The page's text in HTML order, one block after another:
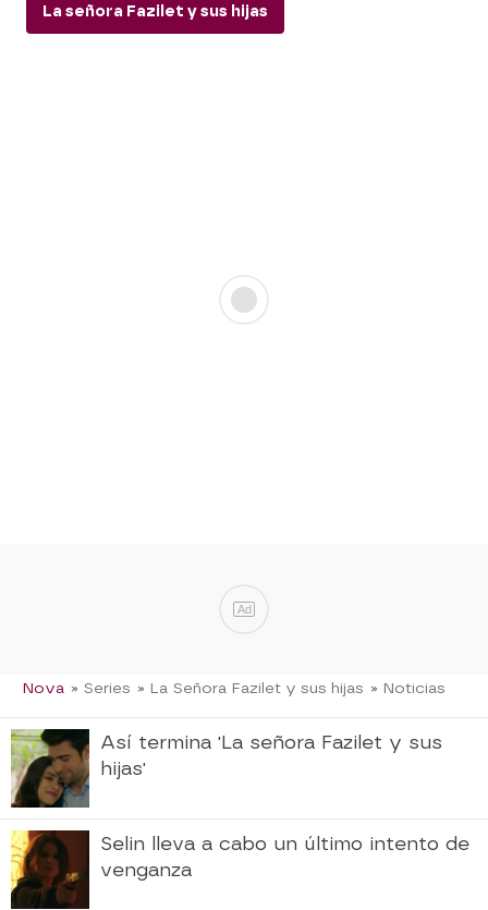
La señora Fazilet y sus hijas
Ad
Nova » Series » La Señora Fazilet y sus hijas » Noticias
Así termina 'La señora Fazilet y sus
hijas'
Selin lleva a cabo un último intento de
venganza